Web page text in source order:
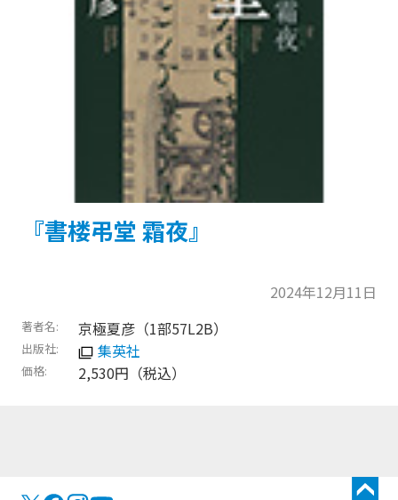
『書楼弔堂 霜夜』
2024年12月11日
著者名 京極夏彦（1部57L2B）
出版社 集英社
価格 2,530円（税込）